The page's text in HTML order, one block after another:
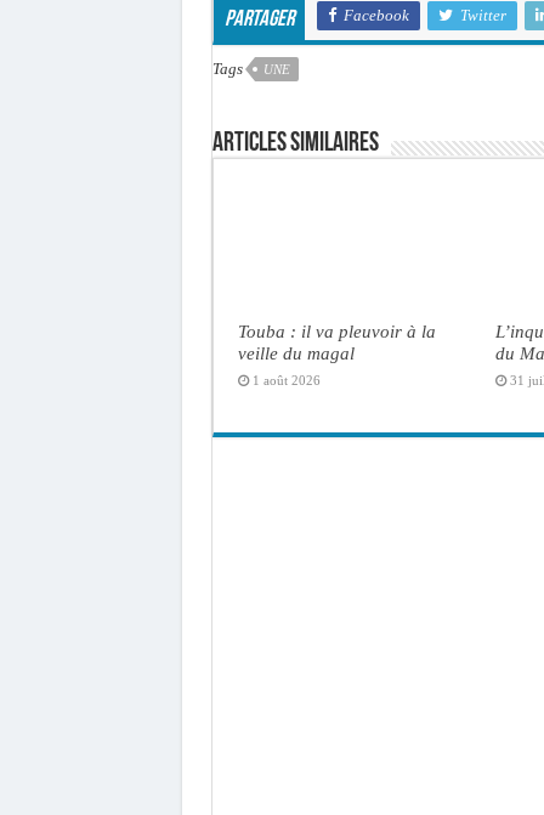
Partager Facebook Twitter
Tags UNE
Articles similaires
Touba : il va pleuvoir à la
veille du magal
1 août 2026
du
31